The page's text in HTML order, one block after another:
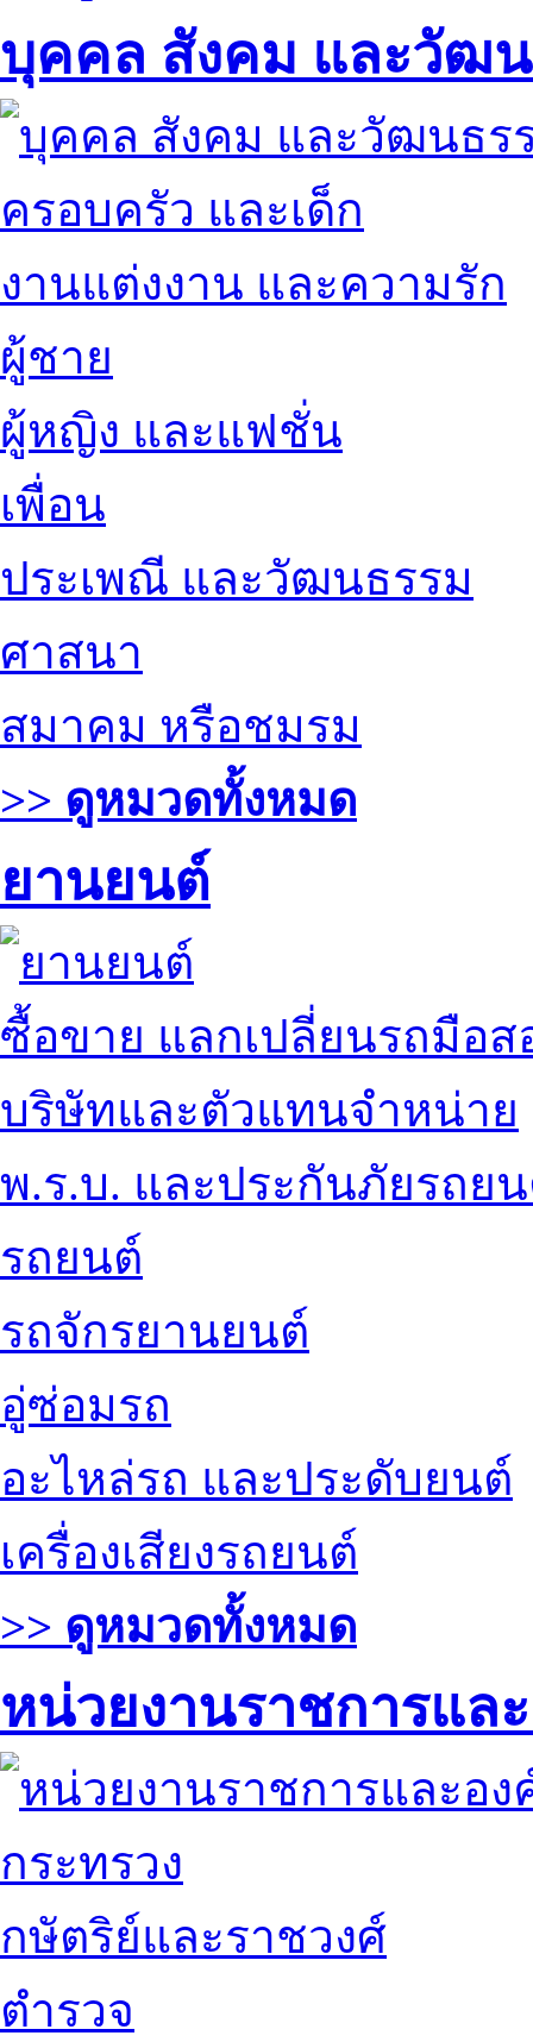
บุคคล สังคม และวัฒ
ครอบครัว และเด็ก
งานแต่งงาน และความรัก
ผู้ชาย
ผู้หญิง และแฟชั่น
เพื่อน
ประเพณี และวัฒนธรรม
ศาสนา
สมาคม หรือชมรม
>> ดูหมวดทั้งหมด
ยานยนต์
ซื้อขาย แลกเปลี่ยนรถมือส
บริษัทและตัวแทนจำหน่าย
พ.ร.บ. และประกันภัยรถย
รถยนต์
รถจักรยานยนต์
อู่ซ่อมรถ
อะไหล่รถ และประดับยนต์
เครื่องเสียงรถยนต์
>> ดูหมวดทั้งหมด
หน่วยงานราชการแล
กระทรวง
กษัตริย์และราชวงศ์
ตำรวจ